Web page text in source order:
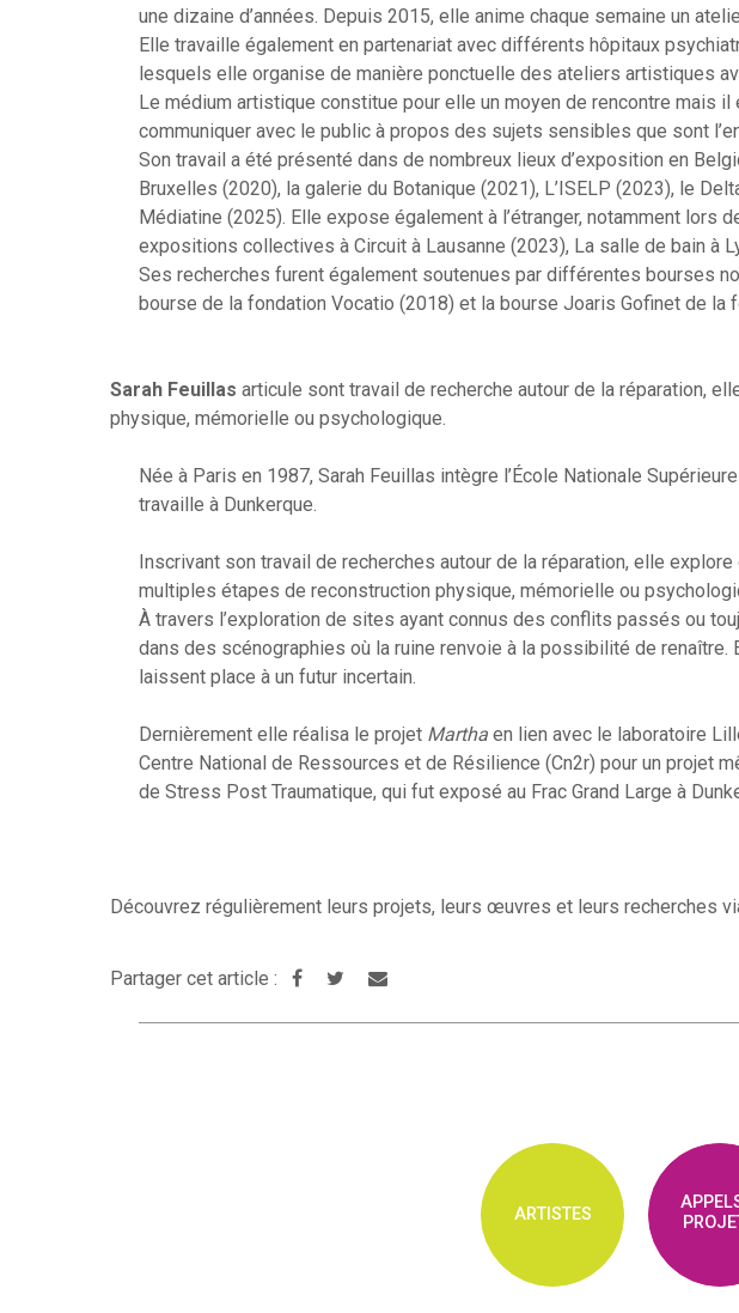
une dizaine d’années. Depuis 2015, elle anime chaque semaine un
Elle travaille également en partenariat avec différents hôpitaux
lesquels elle organise de manière ponctuelle des ateliers artistiques
Le médium artistique constitue pour elle un moyen de rencontre mais
communiquer avec le public à propos des sujets sensibles que sont
Son travail a été présenté dans de nombreux lieux d’exposition en
Bruxelles (2020), la galerie du Botanique (2021), L’ISELP (2023), le
Médiatine (2025). Elle expose également à l’étranger, notamment lors
expositions collectives à Circuit à Lausanne (2023), La salle de bain à
Ses recherches furent également soutenues par différentes bourses
bourse de la fondation Vocatio (2018) et la bourse Joaris Gofinet de la
Sarah Feuillas articule sont travail de recherche autour de la réparation,
physique, mémorielle ou psychologique.
Née à Paris en 1987, Sarah Feuillas intègre l’École Nationale
travaille à Dunkerque.
Inscrivant son travail de recherches autour de la réparation, elle
multiples étapes de reconstruction physique, mémorielle ou
À travers l’exploration de sites ayant connus des conflits passés ou
dans des scénographies où la ruine renvoie à la possibilité de
laissent place à un futur incertain.
Dernièrement elle réalisa le projet Martha en lien avec le laboratoire
Centre National de Ressources et de Résilience (Cn2r) pour un projet
de Stress Post Traumatique, qui fut exposé au Frac Grand Large à
Découvrez régulièrement leurs projets, leurs œuvres et leurs recherches
Partager cet article :
ARTISTES